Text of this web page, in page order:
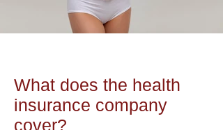
What does the health
insurance company
cover?